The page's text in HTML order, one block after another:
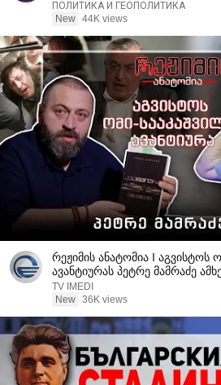
ПОЛИТИКА И ГЕОПОЛИТИКА
New 44K views
რეჟიმის ანატომია I აგვისტოს
ავანტიურას პეტრე მამრაძე
TV IMEDI
New 36K views